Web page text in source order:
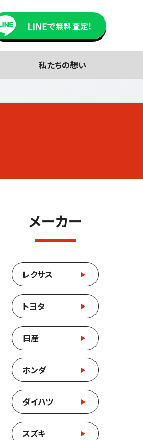
私たちの想い
メーカー
レクサス
トヨタ
日産
ホンダ
ダイハツ
スズキ